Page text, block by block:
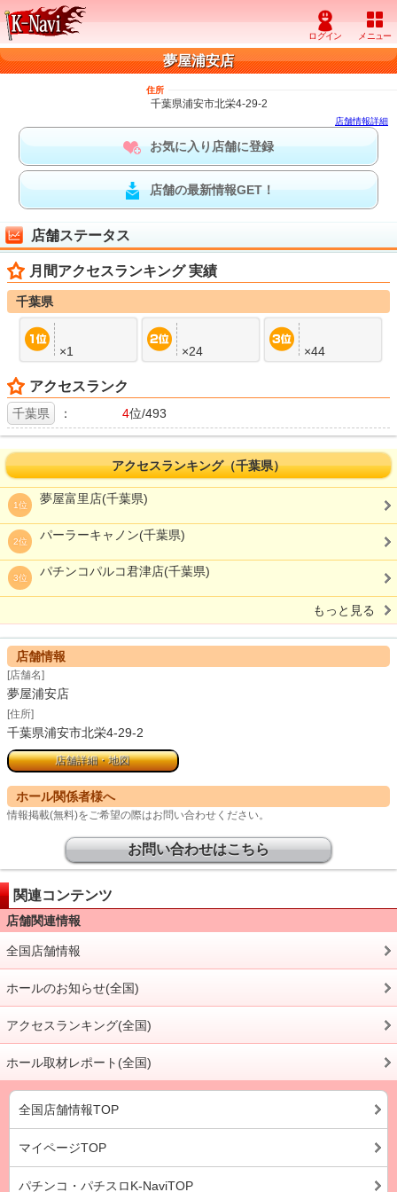
夢屋浦安店
住所
千葉県浦安市北栄4-29-2
店舗情報詳細
お気に入り店舗に登録
店舗の最新情報GET！
店舗ステータス
月間アクセスランキング 実績
千葉県
×1 ×24 ×44
アクセスランク
千葉県 ： 4位/493
アクセスランキング（千葉県）
1位 夢屋富里店(千葉県)
2位 パーラーキャノン(千葉県)
3位 パチンコパルコ君津店(千葉県)
もっと見る
店舗情報
[店舗名]
夢屋浦安店
[住所]
千葉県浦安市北栄4-29-2
店舗詳細・地図
ホール関係者様へ
情報掲載(無料)をご希望の際はお問い合わせください。
お問い合わせはこちら
関連コンテンツ
店舗関連情報
全国店舗情報
ホールのお知らせ(全国)
アクセスランキング(全国)
ホール取材レポート(全国)
全国店舗情報TOP
マイページTOP
パチンコ・パチスロK-NaviTOP